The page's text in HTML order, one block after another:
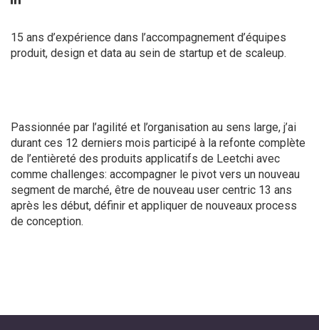
15 ans d’expérience dans l’accompagnement d’équipes
produit, design et data au sein de startup et de scaleup.
Passionnée par l’agilité et l’organisation au sens large, j’ai
durant ces 12 derniers mois participé à la refonte complète
de l’entièreté des produits applicatifs de Leetchi avec
comme challenges: accompagner le pivot vers un nouveau
segment de marché, être de nouveau user centric 13 ans
après les début, définir et appliquer de nouveaux process
de conception.